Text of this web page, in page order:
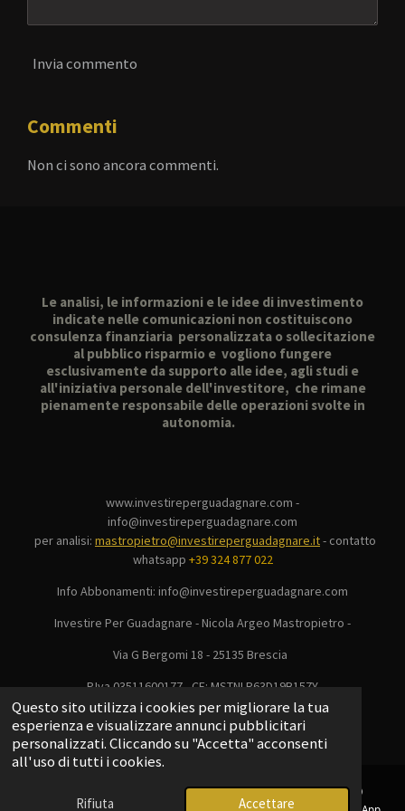
Questo sito utilizza i cookies per migliorare la tua
esperienza e visualizzare annunci pubblicitari
personalizzati. Cliccando su "Accetta" acconsenti
all'uso di tutti i cookies.
Rifiuta Accettare
Invia commento
Commenti
Non ci sono ancora commenti.
Le analisi, le informazioni e le idee di investimento
indicate nelle comunicazioni non costituiscono
consulenza finanziaria personalizzata o sollecitazione
al pubblico risparmio e vogliono fungere
esclusivamente da supporto alle idee, agli studi e
all'iniziativa personale dell'investitore, che rimane
pienamente responsabile delle operazioni svolte in
autonomia.
www.investireperguadagnare.com -
info@investireperguadagnare.com
per analisi: mastropietro@investireperguadagnare.it- contatto
whatsapp +39 324 877 022
Info Abbonamenti: info@investireperguadagnare.com
Investire Per Guadagnare - Nicola Argeo Mastropietro -
Via G Bergomi 18 - 25135 Brescia
P.Iva 03511600177 - CF: MSTNLR63D19B157Y
© 2025 - 2026 Investire Per Guadagnare
Fornito daWebador